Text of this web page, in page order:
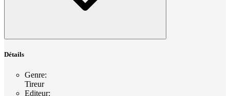
Détails
Genre:
Tireur
Editeur: